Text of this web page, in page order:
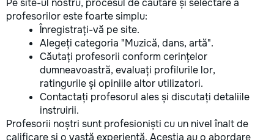
Pe site-ul nostru, procesul de căutare și selectare a
profesorilor este foarte simplu:
Înregistrați-vă pe site.
Alegeți categoria "Muzică, dans, artă".
Căutați profesorii conform cerințelor
dumneavoastră, evaluați profilurile lor,
ratingurile și opiniile altor utilizatori.
Contactați profesorul ales și discutați detaliile
instruirii.
Profesorii noștri sunt profesioniști cu un nivel înalt de
calificare și o vastă experiență. Aceștia au o abordare